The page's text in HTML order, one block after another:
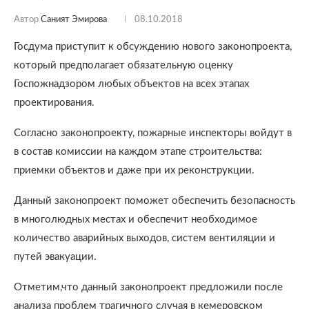
Автор Саният Эмирова 08.10.2018
Госдума приступит к обсуждению нового законопроекта,
который предполагает обязательную оценку
Госпожнадзором любых объектов на всех этапах
проектирования.
Согласно законопроекту, пожарные инспекторы войдут в
в состав комиссии на каждом этапе строительства:
приемки объектов и даже при их реконструкции.
Данный законопроект поможет обеспечить безопасность
в многолюдных местах и обеспечит необходимое
количество аварийных выходов, систем вентиляции и
путей эвакуации.
Отметим,что данный законопроект предложили после
анализа проблем трагичного случая в кемеровском